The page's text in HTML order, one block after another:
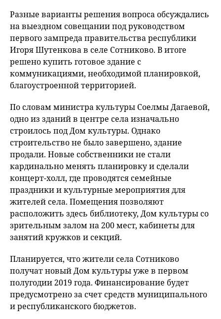
Разные варианты решения вопроса обсуждались
на выездном совещании под руководством
первого зампреда правительства республики
Игоря Шутенкова в селе Сотниково. В итоге
решено купить готовое здание с
коммуникациями, необходимой планировкой,
благоустроенной территорией.
По словам министра культуры Соелмы Дагаевой,
одно из зданий в центре села изначально
строилось под Дом культуры. Однако
строительство не было завершено, здание
продали. Новые собственники не стали
кардинально менять планировку и сделали
концерт-холл, где проводятся семейные
праздники и культурные мероприятия для
жителей села. Помещения позволяют
расположить здесь библиотеку, Дом культуры со
зрительным залом на 200 мест, кабинеты для
занятий кружков и секций.
Планируется, что жители села Сотниково
получат новый Дом культуры уже в первом
полугодии 2019 года. Финансирование будет
предусмотрено за счет средств муниципального
и республиканского бюджетов.